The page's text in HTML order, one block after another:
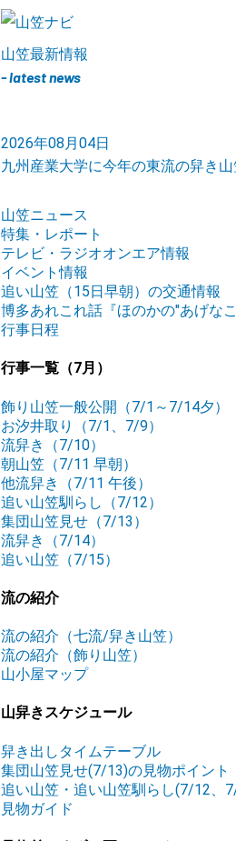
山笠最新情報
- latest news
2026年08月04日
九州産業大学に今年の東流の舁き
山笠ニュース
特集・レポート
テレビ・ラジオオンエア情報
イベント情報
追い山笠（15日早朝）の交通情報
博多あれこれ話『ほのかの"あげなこ
行事日程
行事一覧（7月）
飾り山笠一般公開（7/1～7/14夕）
お汐井取り（7/1、7/9）
流舁き（7/10）
朝山笠（7/11 早朝）
他流舁き（7/11 午後）
追い山笠馴らし（7/12）
集団山笠見せ（7/13）
流舁き（7/14）
追い山笠（7/15）
流の紹介
流の紹介（七流/舁き山笠）
流の紹介（飾り山笠）
山小屋マップ
山舁きスケジュール
舁き出しタイムテーブル
集団山笠見せ(7/13)の見物ポイント
追い山笠・追い山笠馴らし(7/12、
見物ガイド